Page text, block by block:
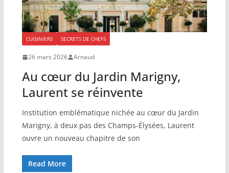
CUISINIERS SECRETS DE CHEFS
26 mars 2026 Arnaud
Au cœur du Jardin Marigny,
Laurent se réinvente
Institution emblématique nichée au cœur du Jardin
Marigny, à deux pas des Champs-Élysées, Laurent
ouvre un nouveau chapitre de son
Read More